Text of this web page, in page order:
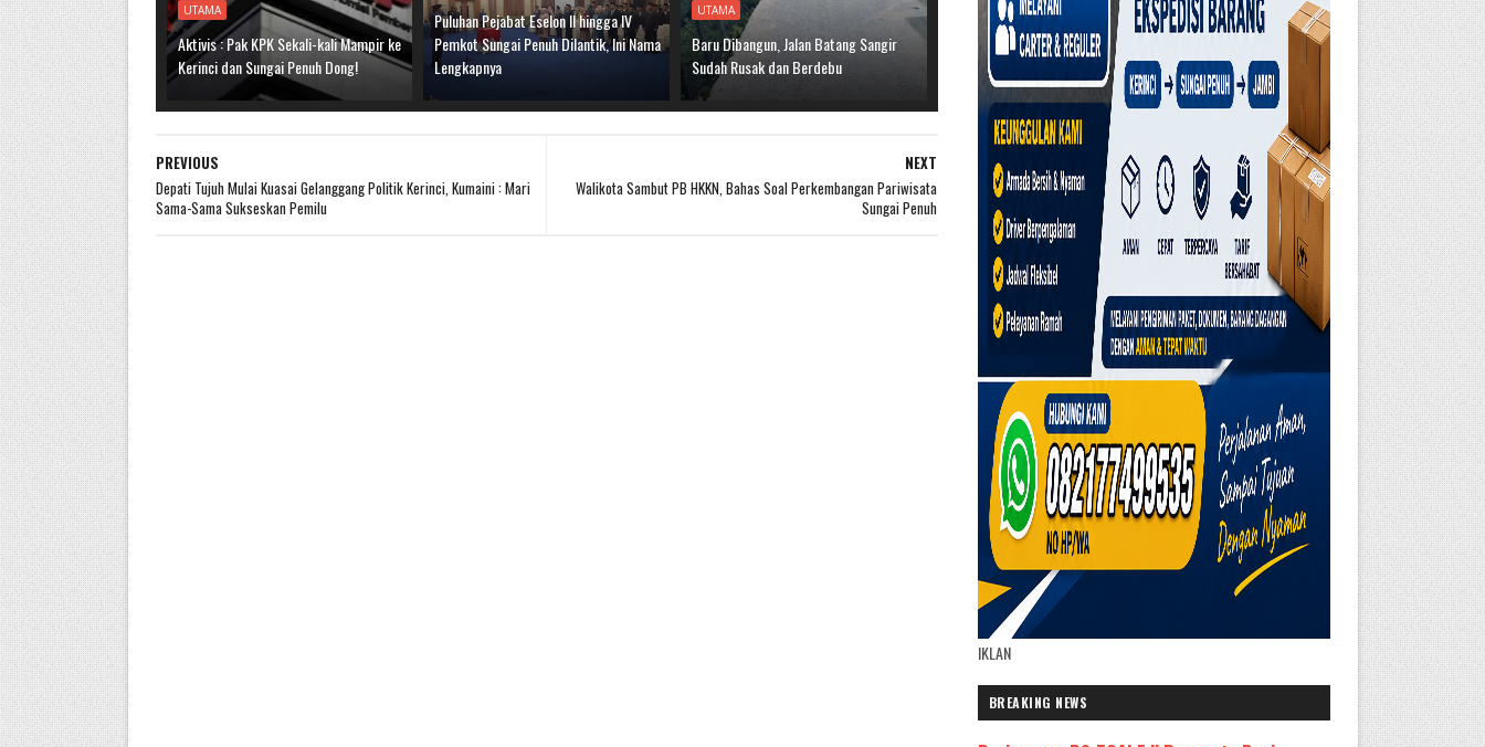
UTAMA
Aktivis : Pak KPK Sekali-kali Mampir ke
Kerinci dan Sungai Penuh Dong!
Puluhan Pejabat Eselon II hingga IV
Pemkot Sungai Penuh Dilantik, Ini Nama
Lengkapnya
UTAMA
Baru Dibangun, Jalan Batang Sangir
Sudah Rusak dan Berdebu
NEXT
Walikota Sambut PB HKKN, Bahas Soal Perkembangan Pariwisata
Sungai Penuh
PREVIOUS
Depati Tujuh Mulai Kuasai Gelanggang Politik Kerinci, Kumaini : Mari
Sama-Sama Sukseskan Pemilu
IKLAN
BREAKING NEWS